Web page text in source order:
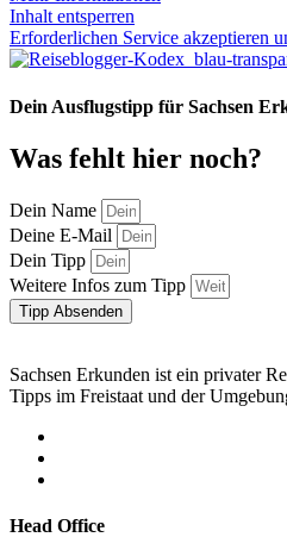
Inhalt entsperren
Erforderlichen Service akzeptieren
Dein Ausflugstipp für Sachsen
Was fehlt hier noch?
Dein Name
Deine E-Mail
Dein Tipp
Weitere Infos zum Tipp
Tipp Absenden
Sachsen Erkunden ist ein privater
Tipps im Freistaat und der
Head Office